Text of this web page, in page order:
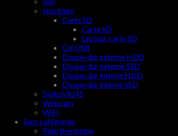
stockage
Carte SD
Carte SD
Lecteur carte SD
Clé USB
Disque dur externe HDD
Disque dur externe SSD
Disque dur interne HDD
Disque dur interne SSD
Switch RJ45
Webcam
WiFi
Sans catégories
Pâte thermique